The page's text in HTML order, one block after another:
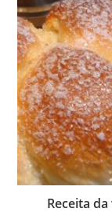
Receita da